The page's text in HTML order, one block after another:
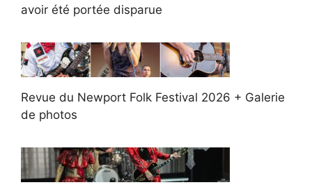
avoir été portée disparue
Revue du Newport Folk Festival 2026 + Galerie
de photos